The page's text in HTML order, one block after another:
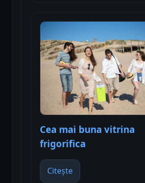
Cea mai buna vitrina
frigorifica
Citește